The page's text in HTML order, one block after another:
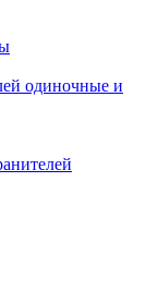
одиночные и